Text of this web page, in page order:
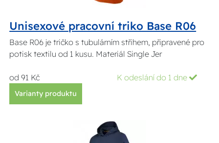
Unisexové pracovní triko Base R06
Base R06 je tričko s tubulárním střihem, připravené pro
potisk textilu od 1 kusu. Materiál Single Jer
od 91 Kč K odeslání do 1 dne
Varianty produktu